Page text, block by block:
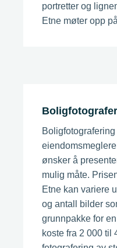
portretter og
Etne møter opp
ønsker å
mulig måte.
Etne kan variere
og antall bilder
grunnpakke for
koste fra 2 000 til